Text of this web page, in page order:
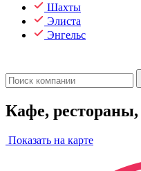
Шахты
Элиста
Энгельс
Кафе,
Показать на карте